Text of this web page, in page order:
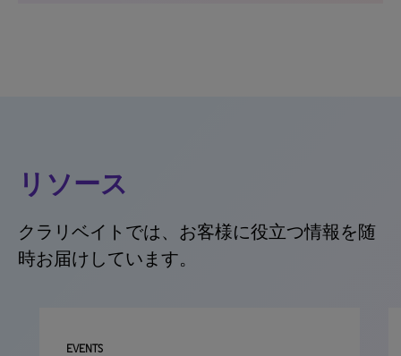
リソース
クラリベイトでは、お客様に役立つ情報を随
時お届けしています。
EVENTS